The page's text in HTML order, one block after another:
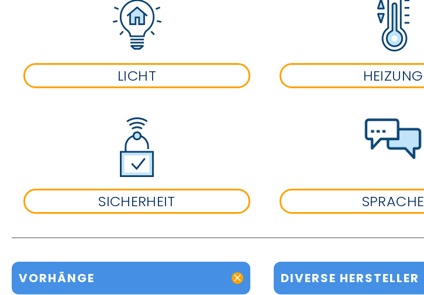
LICHT HEIZUNG
SICHERHEIT SPRACHE
VORHÄNGE DIVERSE HERSTELLER